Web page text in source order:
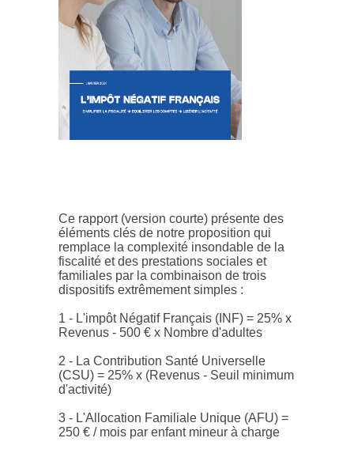
Ce rapport (version courte) présente des
éléments clés de notre proposition qui
remplace la complexité insondable de la
fiscalité et des prestations sociales et
familiales par la combinaison de trois
dispositifs extrêmement simples :
1 - L'impôt Négatif Français (INF) = 25% x
Revenus - 500 € x Nombre d'adultes
2 - La Contribution Santé Universelle
(CSU) = 25% x (Revenus - Seuil minimum
d'activité)
3 - L'Allocation Familiale Unique (AFU) =
250 € / mois par enfant mineur à charge